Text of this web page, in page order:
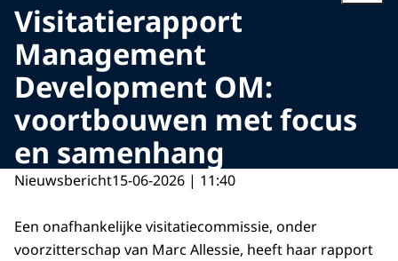
Visitatierapport
Management
Development OM:
voortbouwen met focus
en samenhang
Nieuwsbericht15-06-2026 | 11:40
Een onafhankelijke visitatiecommissie, onder
voorzitterschap van Marc Allessie, heeft haar rapport